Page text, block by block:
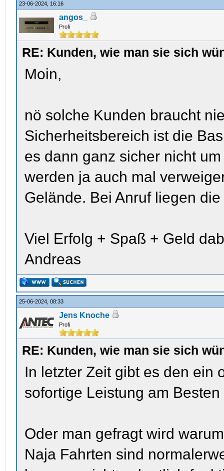
23-06-2024, 16:16
angos_
Profi
RE: Kunden, wie man sie sich
Moin,
nö solche Kunden braucht
Sicherheitsbereich ist die
es dann ganz sicher nicht
werden ja auch mal
Gelände. Bei Anruf liegen
Viel Erfolg + Spaß + Geld
Andreas
25-06-2024, 08:33
Jens Knoche
Profi
RE: Kunden, wie man sie sich
In letzter Zeit gibt es den ein
sofortige Leistung am
Oder man gefragt wird
Naja Fahrten sind